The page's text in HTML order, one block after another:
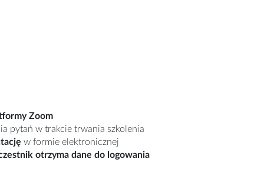
Zoom
pytań w trakcie trwania szkolenia
w formie elektronicznej
otrzyma dane do logowania